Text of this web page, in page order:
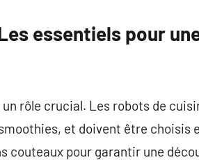
essentiels pour
rôle crucial. Les robots de
et doivent être choisis
couteaux pour garantir une